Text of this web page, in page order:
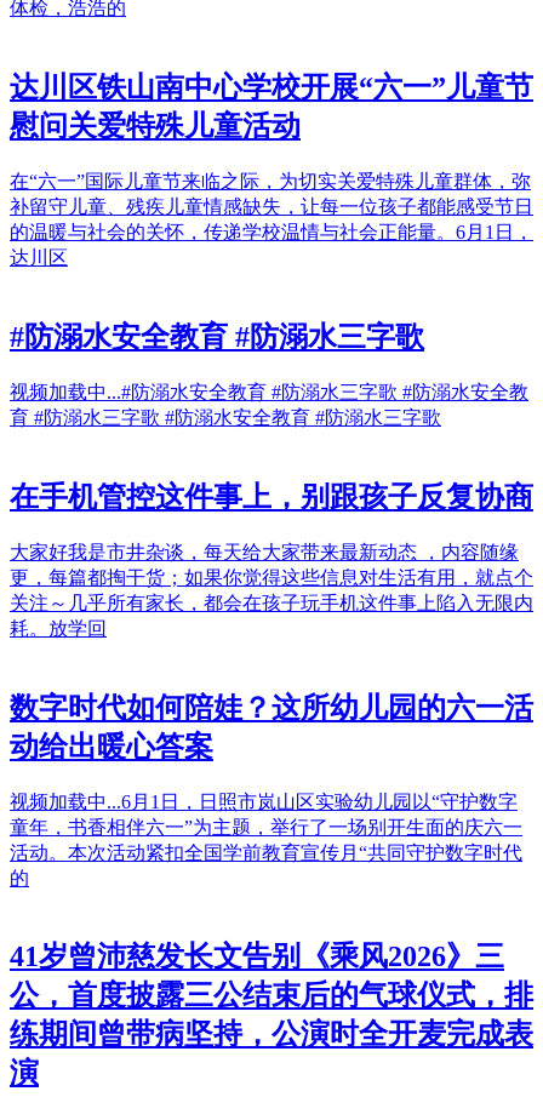
体检，浩浩的
达川区铁山南中心学校开展“六一”儿童节
慰问关爱特殊儿童活动
在“六一”国际儿童节来临之际，为切实关爱特殊儿童群体，弥
补留守儿童、残疾儿童情感缺失，让每一位孩子都能感受节日
的温暖与社会的关怀，传递学校温情与社会正能量。6月1日，
达川区
#防溺水安全教育 #防溺水三字歌
视频加载中...#防溺水安全教育 #防溺水三字歌 #防溺水安全教
育 #防溺水三字歌 #防溺水安全教育 #防溺水三字歌
在手机管控这件事上，别跟孩子反复协商
大家好我是市井杂谈，每天给大家带来最新动态 ，内容随缘
更，每篇都掏干货；如果你觉得这些信息对生活有用，就点个
关注～几乎所有家长，都会在孩子玩手机这件事上陷入无限内
耗。放学回
数字时代如何陪娃？这所幼儿园的六一活
动给出暖心答案
视频加载中...6月1日，日照市岚山区实验幼儿园以“守护数字
童年，书香相伴六一”为主题，举行了一场别开生面的庆六一
活动。本次活动紧扣全国学前教育宣传月“共同守护数字时代
的
41岁曾沛慈发长文告别《乘风2026》三
公，首度披露三公结束后的气球仪式，排
练期间曾带病坚持，公演时全开麦完成表
演